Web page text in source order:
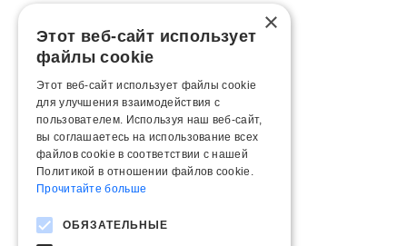
×
Этот веб-сайт использует
файлы cookie
Этот веб-сайт использует файлы cookie
для улучшения взаимодействия с
пользователем. Используя наш веб-сайт,
вы соглашаетесь на использование всех
файлов cookie в соответствии с нашей
Политикой в ​​отношении файлов cookie.
Прочитайте больше
ОБЯЗАТЕЛЬНЫЕ